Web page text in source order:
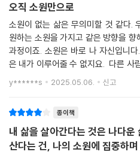
“오직 소원만이 인간의 정신세계를
“현실과 소원 충족이라는 한 쌍의 대
다.”
우리는 자신과의 대화 속에서만 우리
현실에 부딪혀 소원이 좌절될 때, 우리
반면에 현실에 맞서서 소원을 이뤄 나
하게 됩니다. 우리는 결국, 우리가 무
달라지기 시작합니다. 이 책은 현실과
오직 소원만으로
소원이 없는 삶은 무의미할 것 같다.
원하는 소원을 가지고 같은 방향을 향
과정이죠. 소원은 바로 나 자신입니
은 내가 이루어줄 수 없지요. 다른 사
아가는 것이 진정한 소원을 이루어
없는 삶은 무의미할 것 같다. 우리의
y******s 2025.05.06. 신고
종이책
내 삶을 살아간다는 것은 나다
산다는 건, 나의 소원에 집중하